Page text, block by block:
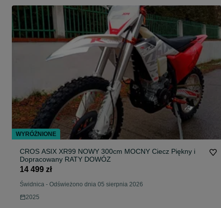
CROS ASIX XR99 NOWY 300cm MOCNY Ciecz Piękny i
Dopracowany RATY DOWÓZ
14 499 zł
Świdnica - Odświeżono dnia 05 sierpnia 2026
2025
WYRÓŻNIONE